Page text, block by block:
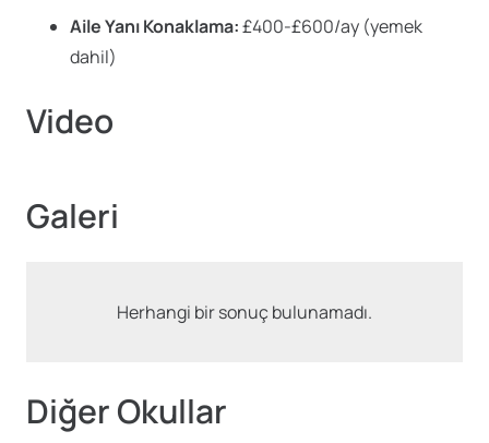
Aile Yanı Konaklama:£400-£600/ay (yemek
dahil)
Video
Galeri
Herhangi bir sonuç bulunamadı.
Diğer Okullar